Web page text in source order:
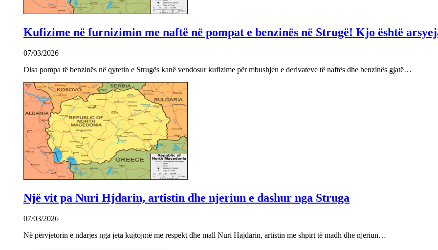
Kufizime në furnizimin me naftë në pompat e benzinës në Strugë! Kjo është
07/03/2026
Disa pompa të benzinës në qytetin e Strugës kanë vendosur kufizime për mbushjen e derivateve të naftës dhe benzinës gjatë…
Një vit pa Nuri Hjdarin, artistin dhe njeriun e dashur nga Struga
07/03/2026
Në përvjetorin e ndarjes nga jeta kujtojmë me respekt dhe mall Nuri Hajdarin, artistin me shpirt të madh dhe njeriun…